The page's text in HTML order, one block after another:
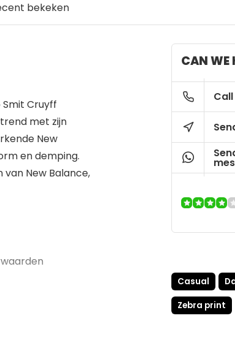
bekeken
Cruyff
met zijn
New
en demping.
New Balance,
CAN WE
Casual
Zebra print